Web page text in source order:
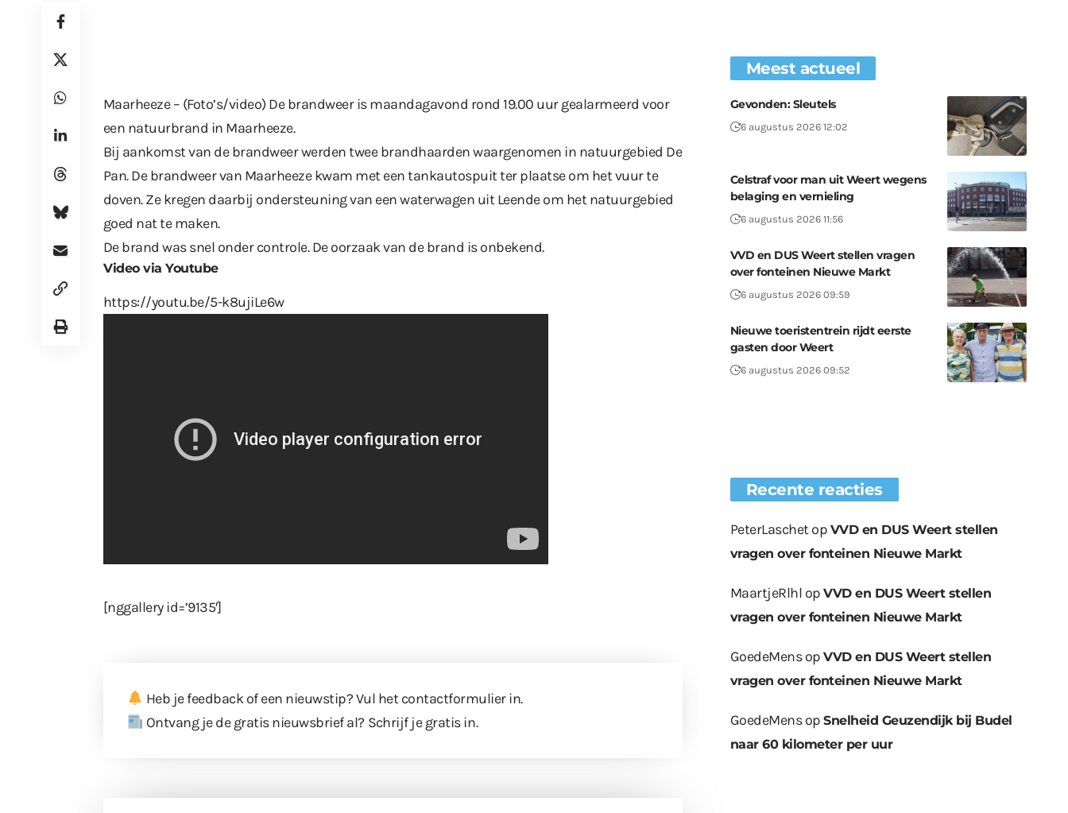
Maarheeze – (Foto’s/video) De brandweer is maandagavond rond 19.00 uur gealarmeerd voor
een natuurbrand in Maarheeze.
Bij aankomst van de brandweer werden twee brandhaarden waargenomen in natuurgebied De
Pan. De brandweer van Maarheeze kwam met een tankautospuit ter plaatse om het vuur te
doven. Ze kregen daarbij ondersteuning van een waterwagen uit Leende om het natuurgebied
goed nat te maken.
De brand was snel onder controle. De oorzaak van de brand is onbekend.
Video via Youtube
https://youtu.be/5-k8ujiLe6w
[nggallery id=’9135′]
Heb je feedback of een nieuwstip? Vul het contactformulierin.
Ontvang je de gratis nieuwsbrief al? Schrijf je gratis in.
Meest actueel
Gevonden: Sleutels
6 augustus 2026 12:02
Celstraf voor man uit Weert wegens
belaging en vernieling
6 augustus 2026 11:56
VVD en DUS Weert stellen vragen
over fonteinen Nieuwe Markt
6 augustus 2026 09:59
Nieuwe toeristentrein rijdt eerste
gasten door Weert
6 augustus 2026 09:52
Recente reacties
PeterLaschetop VVD en DUS Weert stellen
vragen over fonteinen Nieuwe Markt
MaartjeRlhl opVVD en DUS Weert stellen
vragen over fonteinen Nieuwe Markt
GoedeMensopVVD en DUS Weert stellen
vragen over fonteinen Nieuwe Markt
GoedeMensopSnelheid Geuzendijk bij Budel
naar 60 kilometer per uur